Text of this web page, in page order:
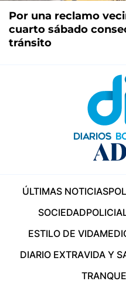
Por una reclamo
cuarto sábado
tránsito
ÚLTIMAS NOTICIAS
SOCIEDAD
ESTILO DE VIDA
DIARIO EXTRAVIDA Y